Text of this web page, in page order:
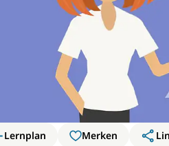
Lernplan Merken